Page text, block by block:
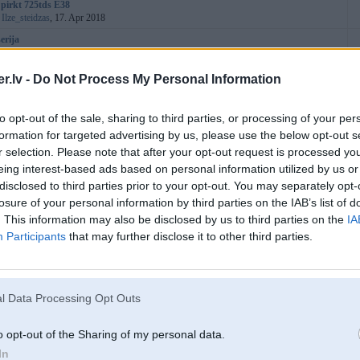
- Do Not Process My Personal Information
opt-out of the sale, sharing to third parties, or processing of your
for targeted advertising by us, please use the below opt-out
selection. Please note that after your opt-out request is processed
interest-based ads based on personal information utilized by us
to third parties prior to your opt-out. You may separately
of your personal information by third parties on the IAB’s list of
This information may also be disclosed by us to third parties on the
Participants that may further disclose it to other third parties.
Data Processing Opt Outs
opt-out of the Sharing of my personal data.
725tds E38
Ilze_steidzas, 17. Apr 2018
Smookijs, 16. Jan 2018
problēma ar degvielas padevi ( 1 2 3 4 )
aivixx20, 31. Mar 2015
lennytrikz, 27. May 2017
Adams740d, 05. Mar 2017
E38 varat man ludz ieteikt kuru labak nemt
E38life, 05. Mar 2017
Edgars27, 24. Jan 2017
apgriezieniem slāpst( 1 2)
MrViesturs, 10. Oct 2015
lennytrikz , 08. Jan 2017
module